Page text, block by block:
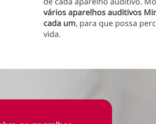
vários aparelhos auditivos
cada um, para que possa
vida.